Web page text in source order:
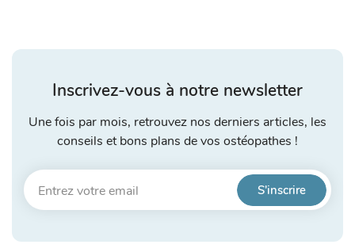
Inscrivez-vous à notre newsletter
Une fois par mois, retrouvez nos derniers articles, les
conseils et bons plans de vos ostéopathes !